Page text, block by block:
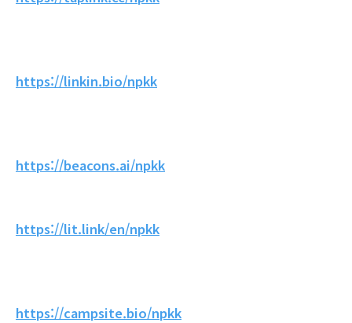
https://linkin.bio/npkk
https://beacons.ai/npkk
https://lit.link/en/npkk
https://campsite.bio/npkk